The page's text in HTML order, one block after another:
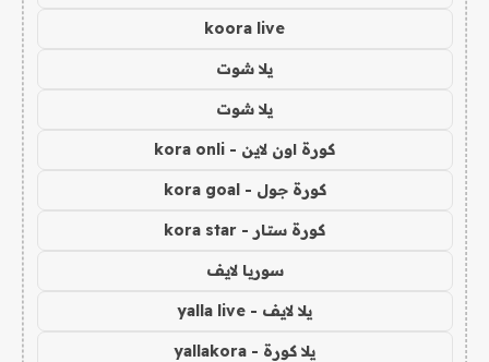
koora live
يلا شوت
يلا شوت
كورة اون لاين - kora onli
كورة جول - kora goal
كورة ستار - kora star
سوريا لايف
يلا لايف - yalla live
يلا كورة - yallakora